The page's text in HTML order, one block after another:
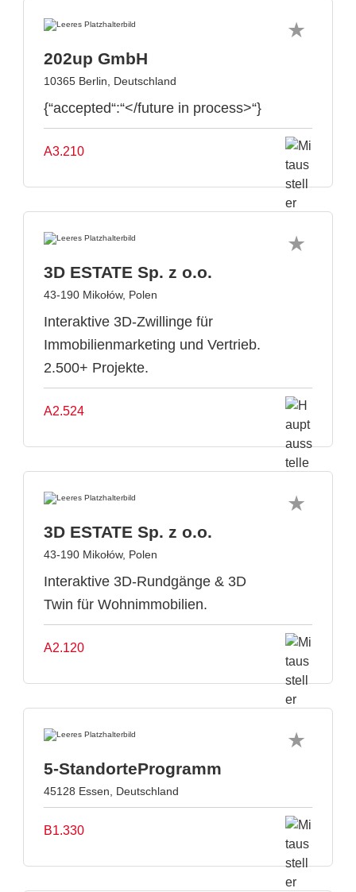
202up GmbH
10365 Berlin, Deutschland
{“accepted“:“</future in process>“}
A3.210
3D ESTATE Sp. z o.o.
43-190 Mikołów, Polen
Interaktive 3D-Zwillinge für
Immobilienmarketing und Vertrieb.
2.500+ Projekte.
A2.524
3D ESTATE Sp. z o.o.
43-190 Mikołów, Polen
Interaktive 3D-Rundgänge & 3D
Twin für Wohnimmobilien.
A2.120
5-StandorteProgramm
45128 Essen, Deutschland
B1.330